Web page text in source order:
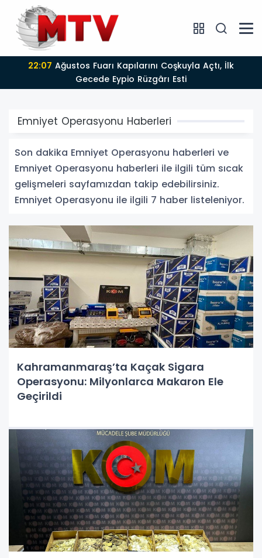
22:07
Gecede Eypio Rüzgârı Esti
Emniyet Operasyonu Haberleri
Son dakika Emniyet Operasyonu haberleri ve
Emniyet Operasyonu haberleri ile ilgili tüm sıcak
gelişmeleri sayfamızdan takip edebilirsiniz.
Emniyet Operasyonu ile ilgili 7 haber listeleniyor.
Kahramanmaraş’ta Kaçak Sigara
Operasyonu: Milyonlarca Makaron Ele
Geçirildi